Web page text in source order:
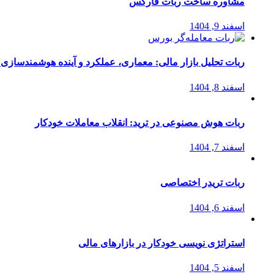
اسفند 9, 1404
ربات تحلیل بازار مالی: معماری، عملکرد و آینده
اسفند 8, 1404
ربات هوش مصنوعی در ترید: انقلاب معاملات خودکار
اسفند 7, 1404
ربات تریدر اختصاصی
اسفند 6, 1404
استراتژی‌ نویسی خودکار در بازارهای مالی
اسفند 5, 1404